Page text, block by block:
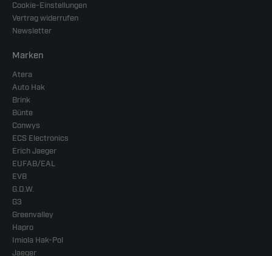
Cookie-Einstellungen
Vertrag widerrufen
Newsletter
Marken
Atera
Auto Hak
Brink
Bünte
Conwys
ECS Electronics
Erich Jaeger
EUFAB/EAL
EVB
G.D.W.
G3
Greenvalley
Hapro
Imiola Hak-Pol
Jaeger